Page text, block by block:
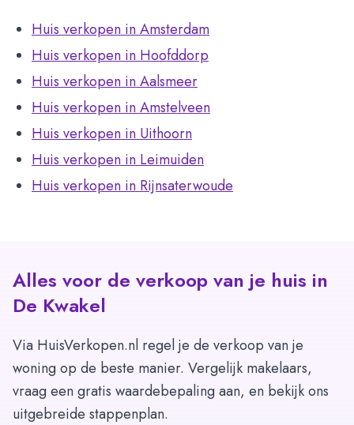
Huis verkopen in Amsterdam
Huis verkopen in Hoofddorp
Huis verkopen in Aalsmeer
Huis verkopen in Amstelveen
Huis verkopen in Uithoorn
Huis verkopen in Leimuiden
Huis verkopen in Rijnsaterwoude
Alles voor de verkoop van je huis in
De Kwakel
Via HuisVerkopen.nl regel je de verkoop van je
woning op de beste manier. Vergelijk makelaars,
vraag een gratis waardebepaling aan, en bekijk ons
uitgebreide stappenplan.